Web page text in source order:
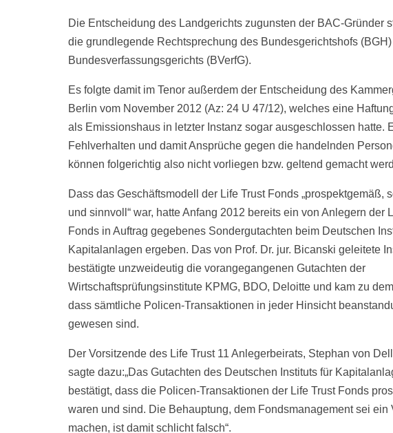
Die Entscheidung des Landgerichts zugunsten der BAC-Gründer
die grundlegende Rechtsprechung des Bundesgerichtshofs
Bundesverfassungsgerichts (BVerfG).
Es folgte damit im Tenor außerdem der Entscheidung des
Berlin vom November 2012 (Az: 24 U 47/12), welches eine
als Emissionshaus in letzter Instanz sogar ausgeschlossen hatte.
Fehlverhalten und damit Ansprüche gegen die handelnden
können folgerichtig also nicht vorliegen bzw. geltend gemacht
Dass das Geschäftsmodell der Life Trust Fonds „prospektgemäß,
und sinnvoll“ war, hatte Anfang 2012 bereits ein von Anlegern der
Fonds in Auftrag gegebenes Sondergutachten beim Deutschen
Kapitalanlagen ergeben. Das von Prof. Dr. jur. Bicanski geleitete
bestätigte unzweideutig die vorangegangenen Gutachten der
Wirtschaftsprüfungsinstitute KPMG, BDO, Deloitte und kam zu
dass sämtliche Policen-Transaktionen in jeder Hinsicht
gewesen sind.
Der Vorsitzende des Life Trust 11 Anlegerbeirats, Stephan von
sagte dazu:„Das Gutachten des Deutschen Instituts für
bestätigt, dass die Policen-Transaktionen der Life Trust Fonds
waren und sind. Die Behauptung, dem Fondsmanagement sei ein
machen, ist damit schlicht falsch“.